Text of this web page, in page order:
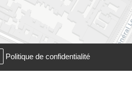
Politique de confidentialité